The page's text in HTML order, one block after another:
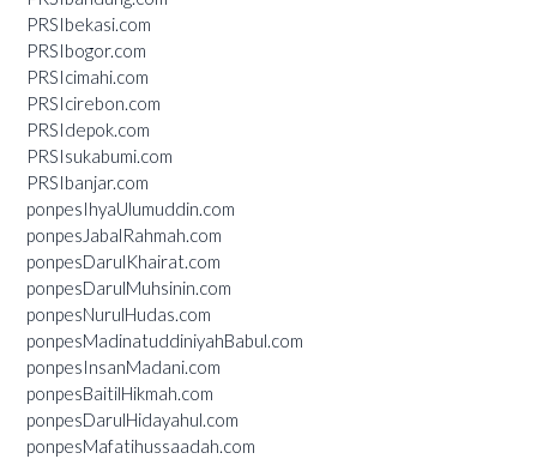
PRSIbekasi.com
PRSIbogor.com
PRSIcimahi.com
PRSIcirebon.com
PRSIdepok.com
PRSIsukabumi.com
PRSIbanjar.com
ponpesIhyaUlumuddin.com
ponpesJabalRahmah.com
ponpesDarulKhairat.com
ponpesDarulMuhsinin.com
ponpesNurulHudas.com
ponpesMadinatuddiniyahBabul.com
ponpesInsanMadani.com
ponpesBaitilHikmah.com
ponpesDarulHidayahul.com
ponpesMafatihussaadah.com